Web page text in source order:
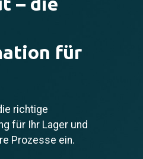
für
richtige
für Ihr Lager und
Prozesse ein.